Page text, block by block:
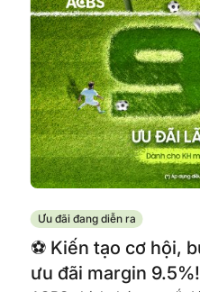
Ưu đãi đang diễn ra
️⚽ Kiến tạo cơ hội,
ưu đãi margin 9.5%!